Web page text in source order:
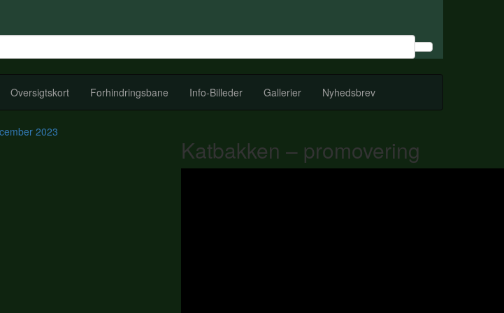
Oversigtskort Forhindringsbane Info-Billeder Gallerier Nyhedsbrev
2023
Katbakken – promovering